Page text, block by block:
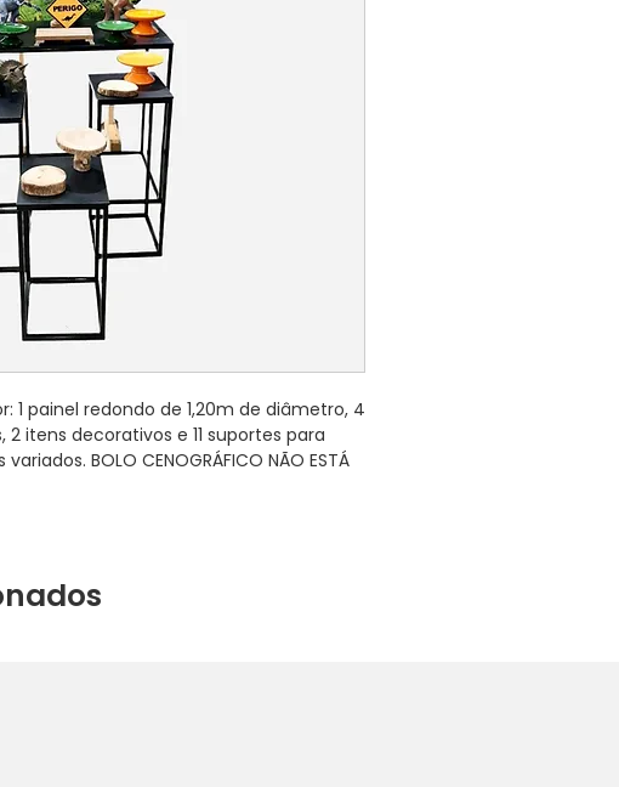
1 painel redondo de 1,20m de diâmetro, 4
itens decorativos e 11 suportes para
BOLO CENOGRÁFICO NÃO ESTÁ